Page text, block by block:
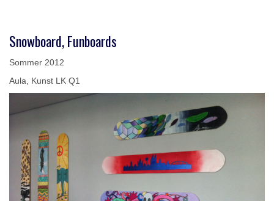
Snowboard, Funboards
Sommer 2012
Aula, Kunst LK Q1